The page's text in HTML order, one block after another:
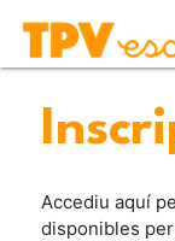
Accediu aquí
disponibles